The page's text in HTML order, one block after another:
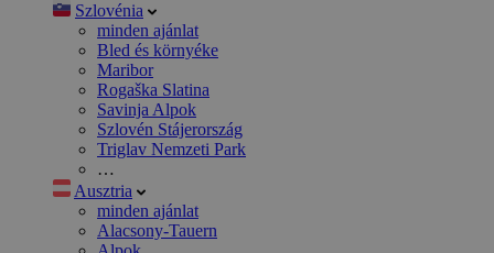
Szlovénia
minden ajánlat
Bled és környéke
Maribor
Rogaška Slatina
Savinja Alpok
Szlovén Stájerország
Triglav Nemzeti Park
…
Ausztria
minden ajánlat
Alacsony-Tauern